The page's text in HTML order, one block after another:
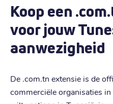
Koop een
voor jouw
aanwezigheid
De .com.tn extensie is de
commerciële organisaties